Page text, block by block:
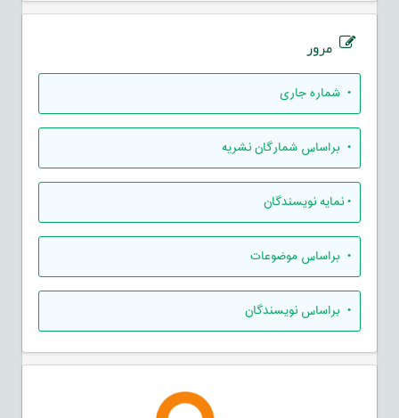
مرور
• شماره جاری
• براساس شمارگان نشریه
•نمایه نویسندگان
• براساس موضوعات
• براساس نویسندگان